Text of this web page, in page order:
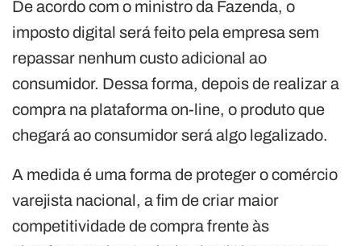
De acordo com o ministro da Fazenda, o
imposto digital será feito pela empresa sem
repassar nenhum custo adicional ao
consumidor. Dessa forma, depois de realizar a
compra na plataforma on-line, o produto que
chegará ao consumidor será algo legalizado.
A medida é uma forma de proteger o comércio
varejista nacional, a fim de criar maior
competitividade de compra frente às